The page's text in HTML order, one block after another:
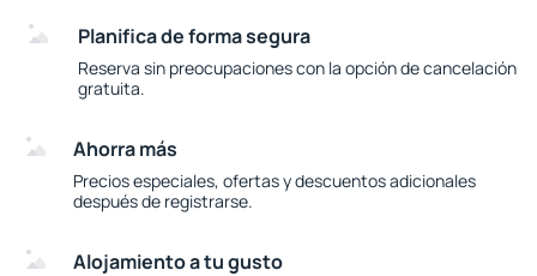
Planifica de forma segura
Reserva sin preocupaciones con la opción de cancelación
gratuita.
Ahorra más
Precios especiales, ofertas y descuentos adicionales
después de registrarse.
Alojamiento a tu gusto